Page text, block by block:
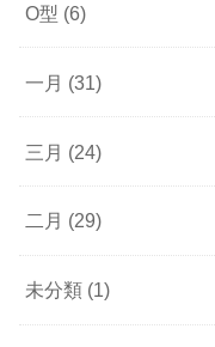
O型 (6)
一月 (31)
三月 (24)
二月 (29)
未分類 (1)